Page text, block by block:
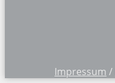
Impressum /